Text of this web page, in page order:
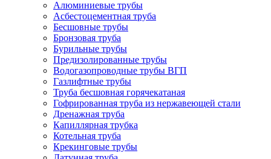
Алюминиевые трубы
Асбестоцементная труба
Бесшовные трубы
Бронзовая труба
Бурильные трубы
Предизолированные трубы
Водогазопроводные трубы ВГП
Газлифтные трубы
Труба бесшовная горячекатаная
Гофрированная труба из нержавеющей стали
Дренажная труба
Капиллярная трубка
Котельная труба
Крекинговые трубы